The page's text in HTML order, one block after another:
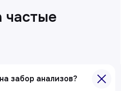
забор анализов?